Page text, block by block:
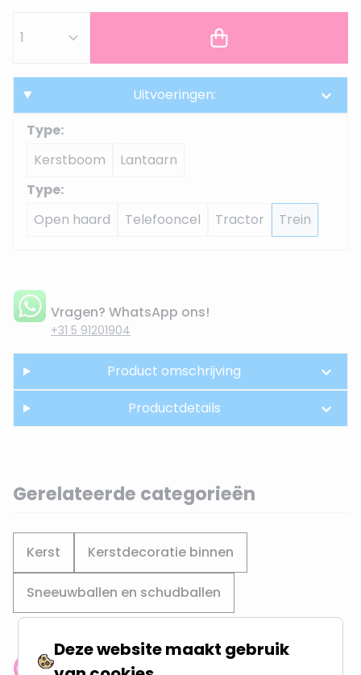
Uitvoeringen:
Type:
Kerstboom
Lantaarn
Type:
Open haard
Telefooncel Tractor Trein
Vragen? WhatsApp ons!
+31 5 91201904
Product omschrijving
Productdetails
Gerelateerde categorieën
Kerst Kerstdecoratie binnen
Sneeuwballen en schudballen
Deze website maakt gebruik